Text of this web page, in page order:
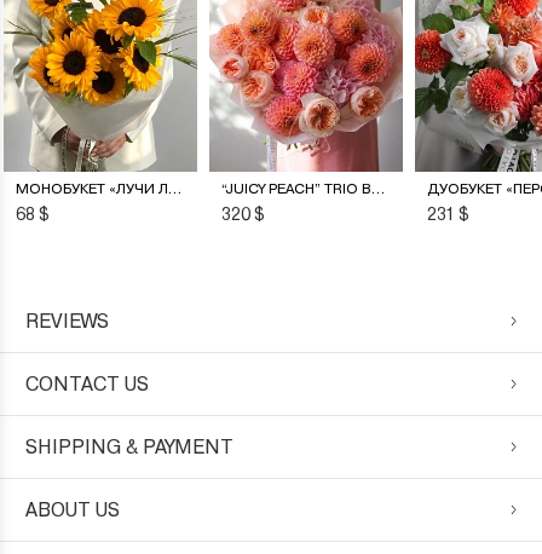
МОНОБУКЕТ «ЛУЧИ ЛЕТА»
68 $
“JUICY PEACH” TRIO BOUQUET
320 $ 231 $
REVIEWS
CONTACT US
SHIPPING & PAYMENT
ABOUT US